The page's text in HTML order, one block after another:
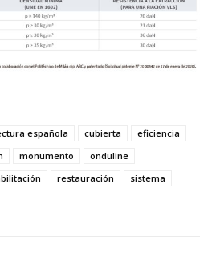
española cubierta
eficiencia
monumento
onduline
restauración
sistema